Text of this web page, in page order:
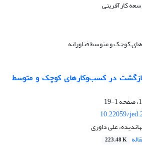
کوچک و متوسط فناورانه
در کسب‌وکارهای کوچک و متوسط
1-19
10.22059/
علی داوری
223.48 K